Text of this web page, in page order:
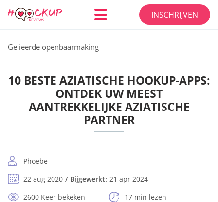
INSCHRIJVEN
Gelieerde openbaarmaking
10 BESTE AZIATISCHE HOOKUP-APPS:
ONTDEK UW MEEST
AANTREKKELIJKE AZIATISCHE
PARTNER
Phoebe
22 aug 2020
Bijgewerkt: 21 apr 2024
2600 Keer bekeken
17 min lezen